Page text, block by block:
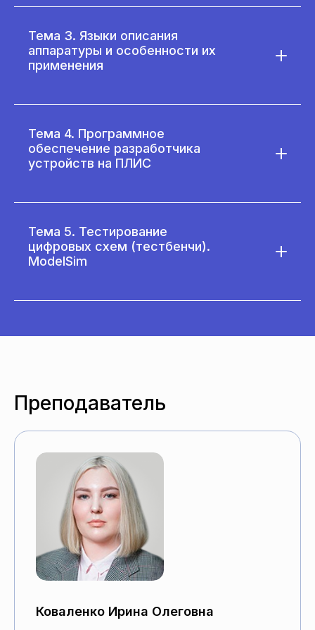
Тема 3. Языки описания
аппаратуры и особенности их
применения
Тема 4. Программное
обеспечение разработчика
устройств на ПЛИС
Тема 5. Тестирование
цифровых схем (тестбенчи).
ModelSim
Преподаватель
Коваленко Ирина Олеговна